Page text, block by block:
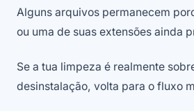
Alguns arquivos permanecem
ou uma de suas extensões ainda
Se a tua limpeza é realmente
desinstalação, volta para o fluxo